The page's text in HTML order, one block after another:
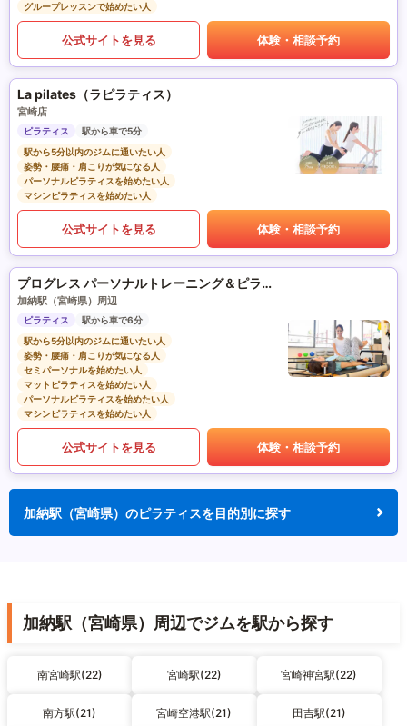
グループレッスンで始めたい人
公式サイトを見る 体験・相談予約
La pilates（ラピラティス）
宮崎店
ピラティス
駅から車で5分
駅から5分以内のジムに通いたい人
姿勢・腰痛・肩こりが気になる人
パーソナルピラティスを始めたい人
マシンピラティスを始めたい人
公式サイトを見る 体験・相談予約
プログレス パーソナルトレーニング＆ピラティス
加納駅（宮崎県）周辺
ピラティス
駅から車で6分
駅から5分以内のジムに通いたい人
姿勢・腰痛・肩こりが気になる人
セミパーソナルを始めたい人
マットピラティスを始めたい人
パーソナルピラティスを始めたい人
マシンピラティスを始めたい人
公式サイトを見る 体験・相談予約
加納駅（宮崎県）のピラティスを目的別に探す
加納駅（宮崎県）周辺でジムを駅から探す
南宮崎駅(22) 宮崎駅(22) 宮崎神宮駅(22)
南方駅(21) 宮崎空港駅(21) 田吉駅(21)